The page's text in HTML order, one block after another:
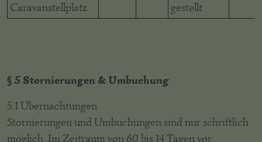
Caravanstellplatz
gestellt
§ 5 Stornierungen & Umbuchung
5.1 Übernachtungen
Stornierungen und Umbuchungen sind nur schriftlich
möglich. Im Zeitraum von 60 bis 14 Tagen vor